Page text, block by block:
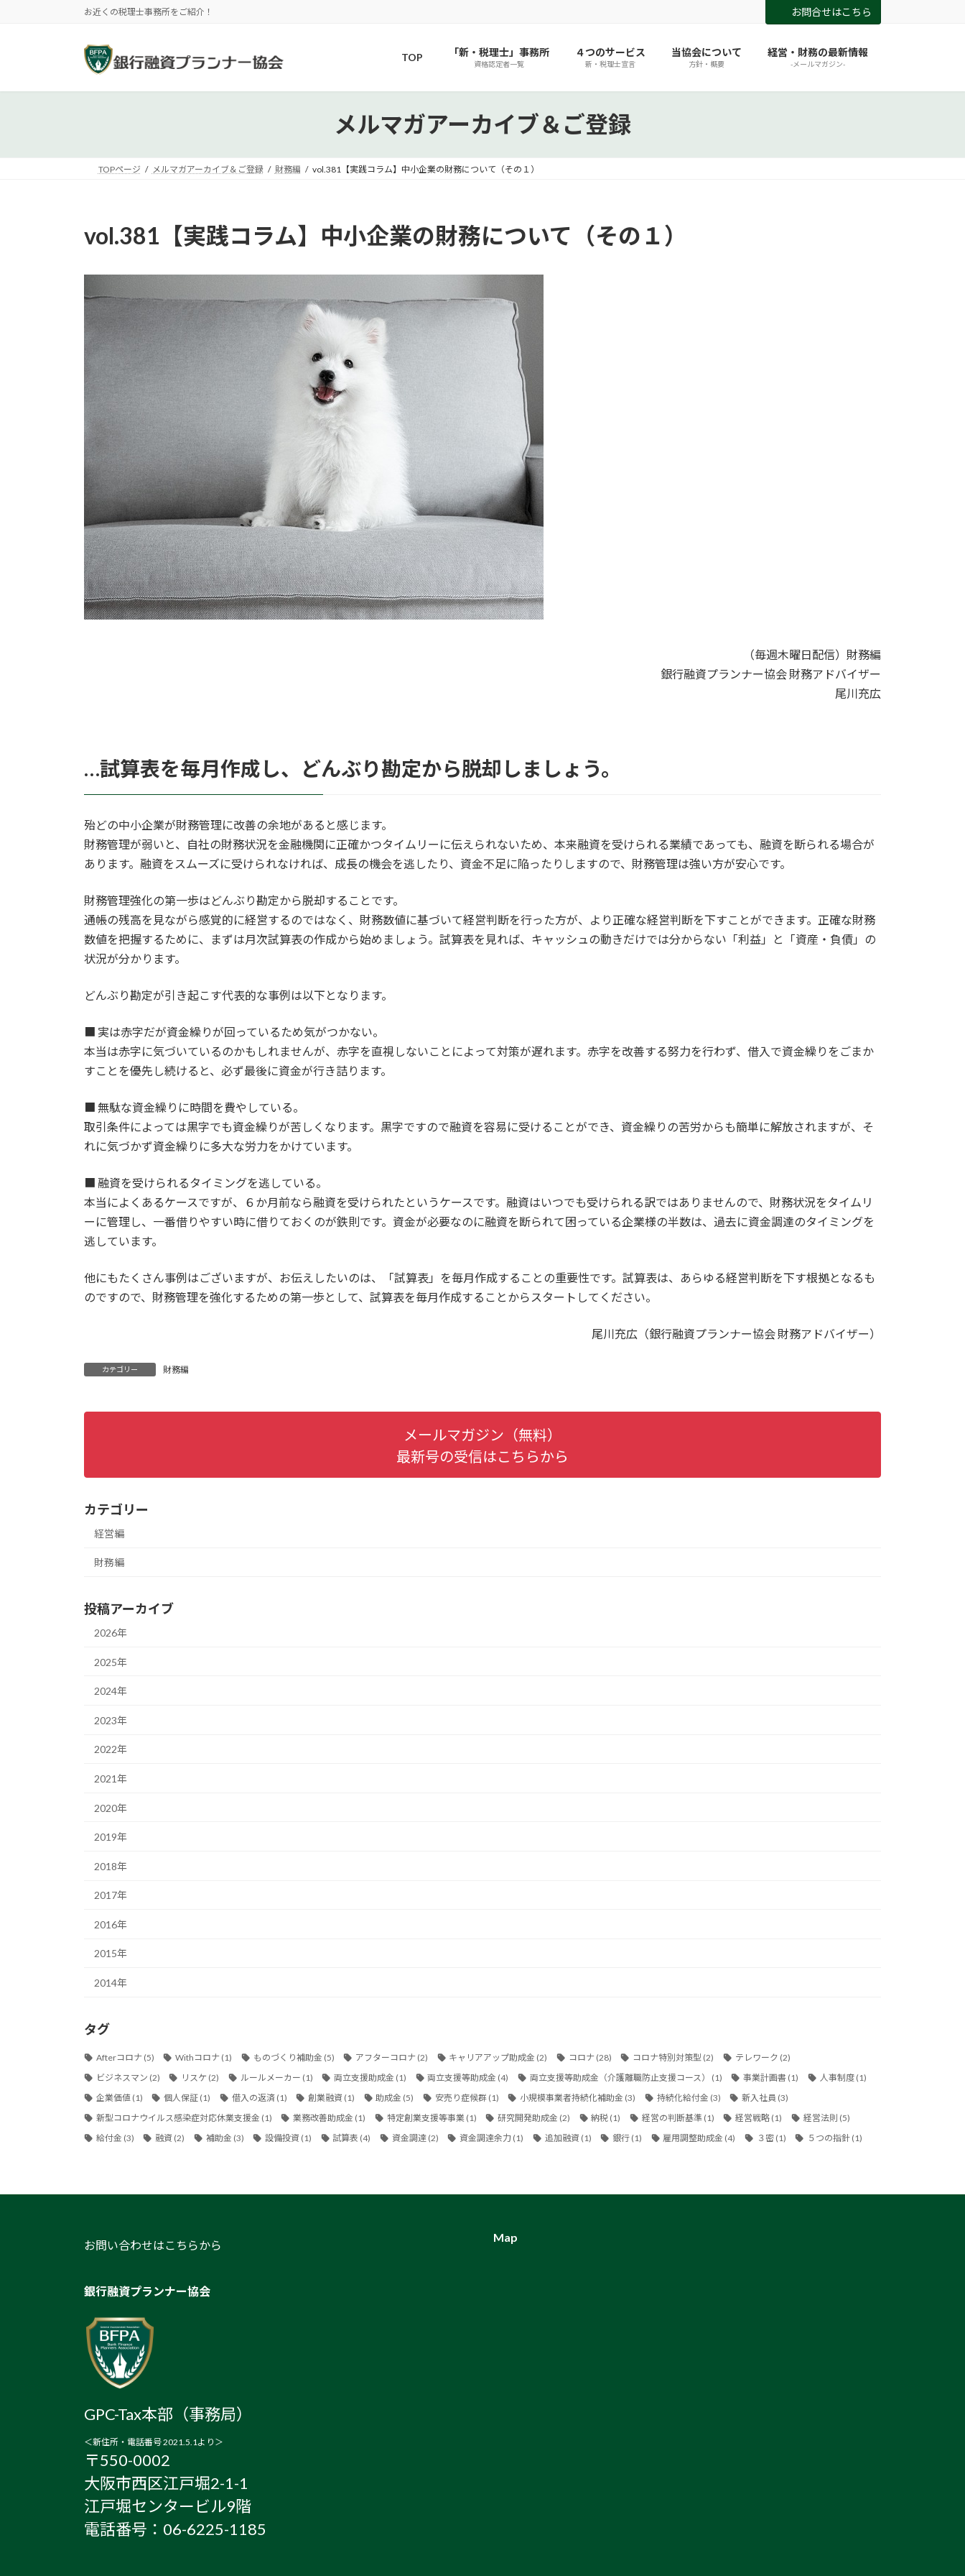
へ
ョ
お近くの税理士事務所をご紹介！ お問合せはこちら
TOP 「新・税理士」事務所
資格認定者一覧
４つのサービス
新・税理士宣言
当協会について
方針・概要
経営・財務の最新情報
-メールマガジン-
メルマガアーカイブ＆ご登録
TOPページ メルマガアーカイブ＆ご登録 財務編 vol.381【実践コラム】中小企業の財務について（その１）
vol.381【実践コラム】中小企業の財務について（その１）
（毎週木曜日配信）財務編
銀行融資プランナー協会 財務アドバイザー
尾川充広
…試算表を毎月作成し、どんぶり勘定から脱却しましょう。
殆どの中小企業が財務管理に改善の余地があると感じます。
財務管理が弱いと、自社の財務状況を金融機関に正確かつタイムリーに伝えられないため、本来融資を受けられる業績であっても、融資を断られる場合が
あります。融資をスムーズに受けられなければ、成長の機会を逃したり、資金不足に陥ったりしますので、財務管理は強い方が安心です。
財務管理強化の第一歩はどんぶり勘定から脱却することです。
通帳の残高を見ながら感覚的に経営するのではなく、財務数値に基づいて経営判断を行った方が、より正確な経営判断を下すことができます。正確な財務
数値を把握するために、まずは月次試算表の作成から始めましょう。試算表を見れば、キャッシュの動きだけでは分からない「利益」と「資産・負債」の
状況が分かります。
どんぶり勘定が引き起こす代表的な事例は以下となります。
■ 実は赤字だが資金繰りが回っているため気がつかない。
本当は赤字に気づいているのかもしれませんが、赤字を直視しないことによって対策が遅れます。赤字を改善する努力を行わず、借入で資金繰りをごまか
すことを優先し続けると、必ず最後に資金が行き詰ります。
■ 無駄な資金繰りに時間を費やしている。
取引条件によっては黒字でも資金繰りが苦しくなります。黒字ですので融資を容易に受けることができ、資金繰りの苦労からも簡単に解放されますが、そ
れに気づかず資金繰りに多大な労力をかけています。
■ 融資を受けられるタイミングを逃している。
本当によくあるケースですが、６か月前なら融資を受けられたというケースです。融資はいつでも受けられる訳ではありませんので、財務状況をタイムリ
ーに管理し、一番借りやすい時に借りておくのが鉄則です。資金が必要なのに融資を断られて困っている企業様の半数は、過去に資金調達のタイミングを
逃しています。
他にもたくさん事例はございますが、お伝えしたいのは、「試算表」を毎月作成することの重要性です。試算表は、あらゆる経営判断を下す根拠となるも
のですので、財務管理を強化するための第一歩として、試算表を毎月作成することからスタートしてください。
尾川充広（銀行融資プランナー協会 財務アドバイザー）
カテゴリー 財務編
メールマガジン（無料）
最新号の受信はこちらから
カテゴリー
経営編
財務編
投稿アーカイブ
2026年
2025年
2024年
2023年
2022年
2021年
2020年
2019年
2018年
2017年
2016年
2015年
2014年
タグ
Afterコロナ(5) Withコロナ (1) ものづくり補助金 (5) アフターコロナ(2) キャリアアップ助成金 (2) コロナ(28) コロナ特別対策型 (2) テレワーク (2)
ビジネスマン (2) リスケ (2) ルールメーカー (1) 両立支援助成金 (1) 両立支援等助成金 (4) 両立支援等助成金（介護離職防止支援コース） (1) 事業計画書 (1) 人事制度(1)
企業価値(1) 個人保証 (1) 借入の返済(1) 創業融資 (1) 助成金 (5) 安売り症候群(1) 小規模事業者持続化補助金 (3) 持続化給付金 (3) 新入社員 (3)
新型コロナウイルス感染症対応休業支援金 (1) 業務改善助成金 (1) 特定創業支援等事業(1) 研究開発助成金 (2) 納税 (1) 経営の判断基準(1) 経営戦略 (1) 経営法則 (5)
給付金 (3) 融資 (2) 補助金 (3) 設備投資 (1) 試算表 (4) 資金調達(2) 資金調達余力 (1) 追加融資 (1) 銀行(1) 雇用調整助成金 (4) ３密(1) ５つの指針 (1)
お問い合わせはこちらから
銀行融資プランナー協会
GPC-Tax本部（事務局）
＜新住所・電話番号 2021.5.1より＞
〒550-0002
大阪市西区江戸堀2-1-1
江戸堀センタービル9階
電話番号：06-6225-1185
Map